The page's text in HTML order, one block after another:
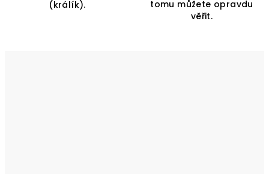
(králík).
tomu můžete opravdu
věřit.